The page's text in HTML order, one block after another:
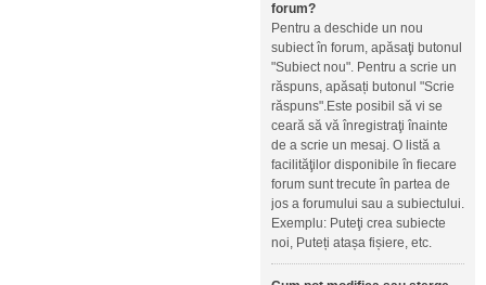
forum?
Pentru a deschide un nou
subiect în forum, apăsaţi butonul
"Subiect nou". Pentru a scrie un
răspuns, apăsați butonul "Scrie
răspuns".Este posibil să vi se
ceară să vă înregistraţi înainte
de a scrie un mesaj. O listă a
facilităţilor disponibile în fiecare
forum sunt trecute în partea de
jos a forumului sau a subiectului.
Exemplu: Puteţi crea subiecte
noi, Puteți atașa fișiere, etc.